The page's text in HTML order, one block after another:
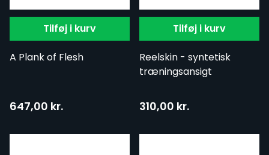
Tilføj i kurv
A Plank of Flesh
647,00 kr.
Tilføj i kurv
Reelskin - syntetisk
træningsansigt
310,00 kr.